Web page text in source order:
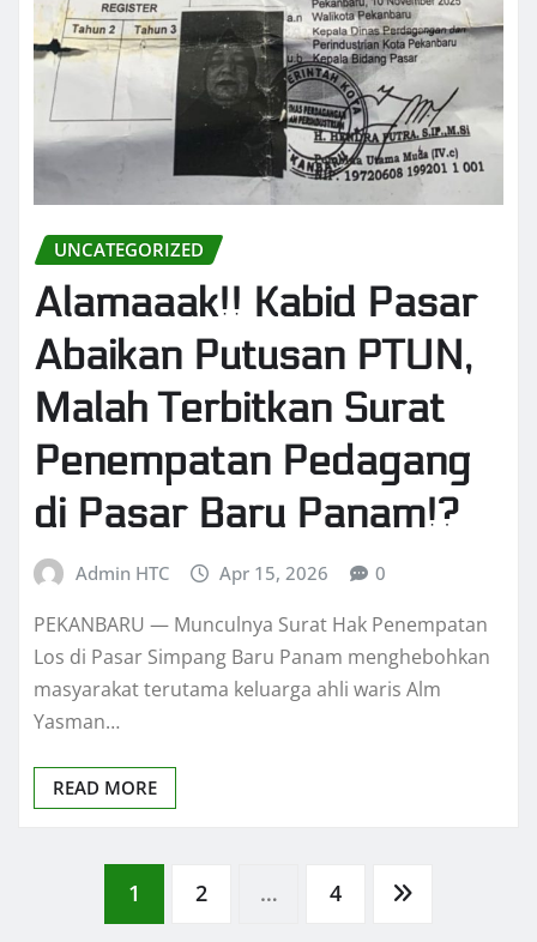
UNCATEGORIZED
Alamaaak!! Kabid Pasar
Abaikan Putusan PTUN,
Malah Terbitkan Surat
Penempatan Pedagang
di Pasar Baru Panam!?
Admin HTC Apr 15, 2026 0
PEKANBARU — Munculnya Surat Hak Penempatan
Los di Pasar Simpang Baru Panam menghebohkan
masyarakat terutama keluarga ahli waris Alm
Yasman…
READ MORE
1 2 … 4